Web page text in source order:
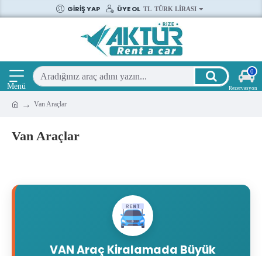
GIRIŞ YAP ÜYE OL TL TÜRK LIRASI
0
Van Araçlar
Van Araçlar
VAN Araç Kiralamada Büyük